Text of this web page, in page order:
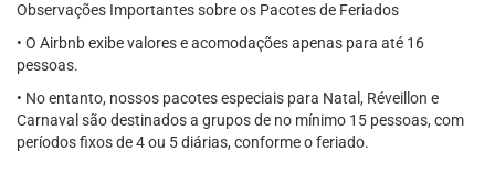
Observações Importantes sobre os Pacotes de Feriados
• O Airbnb exibe valores e acomodações apenas para até 16
pessoas.
• No entanto, nossos pacotes especiais para Natal, Réveillon e
Carnaval são destinados a grupos de no mínimo 15 pessoas, com
períodos fixos de 4 ou 5 diárias, conforme o feriado.